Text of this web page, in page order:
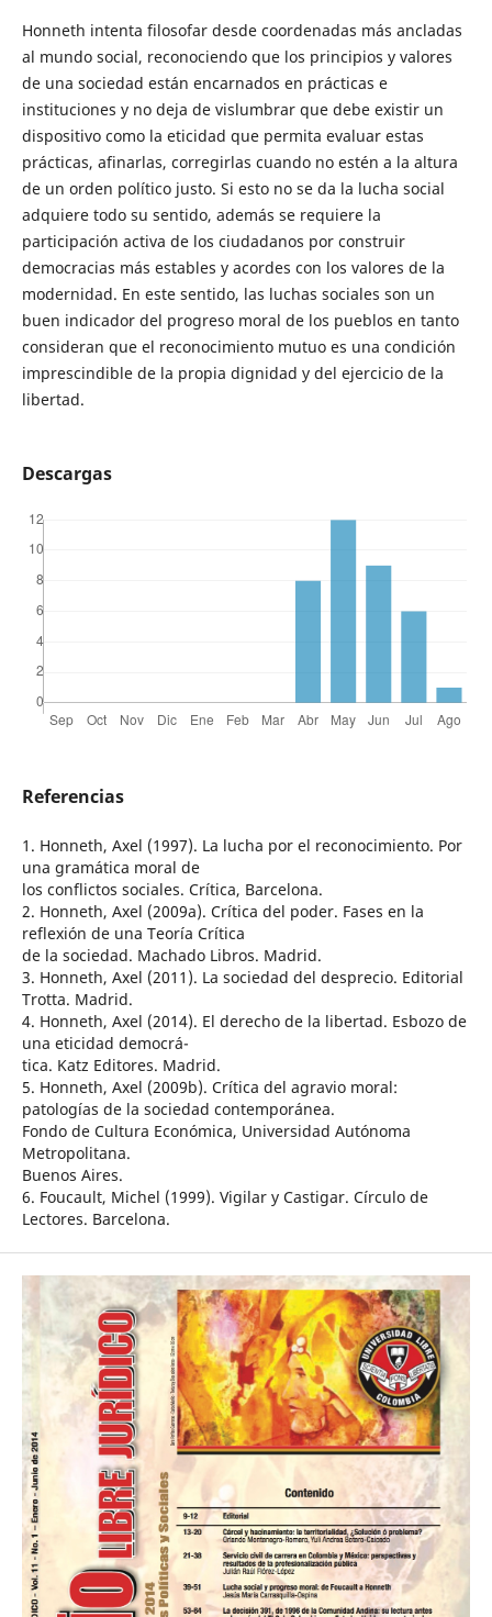
Honneth intenta filosofar desde coordenadas más ancladas
al mundo social, reconociendo que los principios y valores
de una sociedad están encarnados en prácticas e
instituciones y no deja de vislumbrar que debe existir un
dispositivo como la eticidad que permita evaluar estas
prácticas, afinarlas, corregirlas cuando no estén a la altura
de un orden político justo. Si esto no se da la lucha social
adquiere todo su sentido, además se requiere la
participación activa de los ciudadanos por construir
democracias más estables y acordes con los valores de la
modernidad. En este sentido, las luchas sociales son un
buen indicador del progreso moral de los pueblos en tanto
consideran que el reconocimiento mutuo es una condición
imprescindible de la propia dignidad y del ejercicio de la
libertad.
Descargas
Referencias
1. Honneth, Axel (1997). La lucha por el reconocimiento. Por
una gramática moral de
los conflictos sociales. Crítica, Barcelona.
2. Honneth, Axel (2009a). Crítica del poder. Fases en la
reflexión de una Teoría Crítica
de la sociedad. Machado Libros. Madrid.
3. Honneth, Axel (2011). La sociedad del desprecio. Editorial
Trotta. Madrid.
4. Honneth, Axel (2014). El derecho de la libertad. Esbozo de
una eticidad democrá-
tica. Katz Editores. Madrid.
5. Honneth, Axel (2009b). Crítica del agravio moral:
patologías de la sociedad contemporánea.
Fondo de Cultura Económica, Universidad Autónoma
Metropolitana.
Buenos Aires.
6. Foucault, Michel (1999). Vigilar y Castigar. Círculo de
Lectores. Barcelona.